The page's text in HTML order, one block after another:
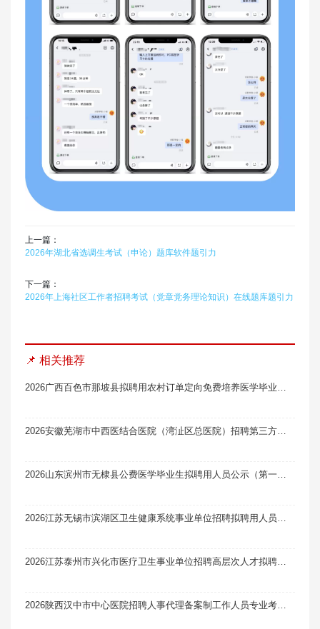
上一篇：
2026年湖北省选调生考试（申论）题库软件题引力
下一篇：
2026年上海社区工作者招聘考试（党章党务理论知识）在线题库题引力
📌 相关推荐